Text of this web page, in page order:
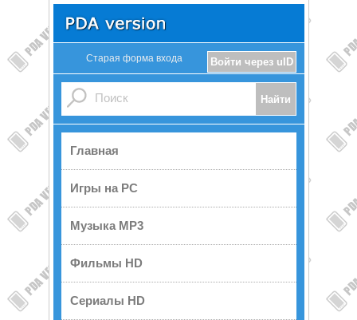
Войти через uID
Старая форма входа
Главная
Игры на PC
Музыка MP3
Фильмы HD
Сериалы HD